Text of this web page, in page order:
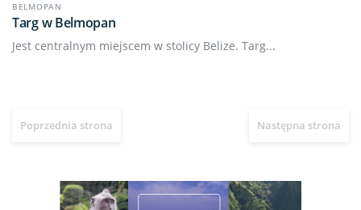
BELMOPAN
Targ w Belmopan
Jest centralnym miejscem w stolicy Belize. Targ...
Poprzednia strona Następna strona